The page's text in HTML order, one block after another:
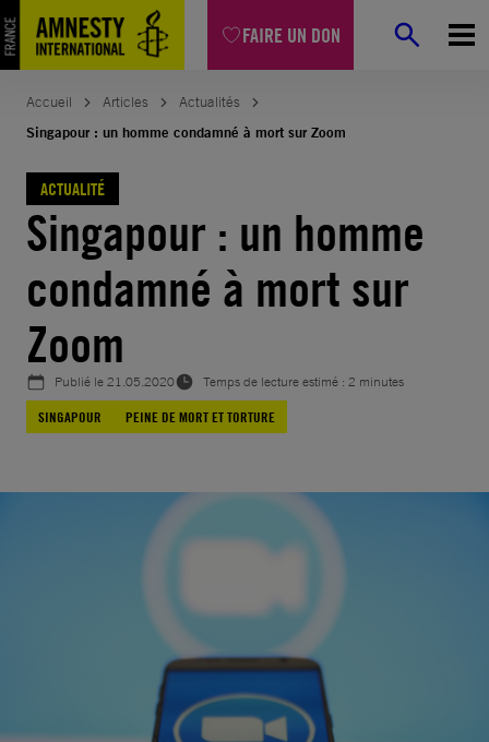
FAIRE UN DON
Aller
au
contenu
Accueil Articles
Actualités
Singapour : un homme condamné à mort sur Zoom
ACTUALITÉ
Singapour : un homme
condamné à mort sur
Zoom
Publié le21.05.2020
Temps de lecture estimé : 2 minutes
SINGAPOUR
PEINE DE MORT ET TORTURE